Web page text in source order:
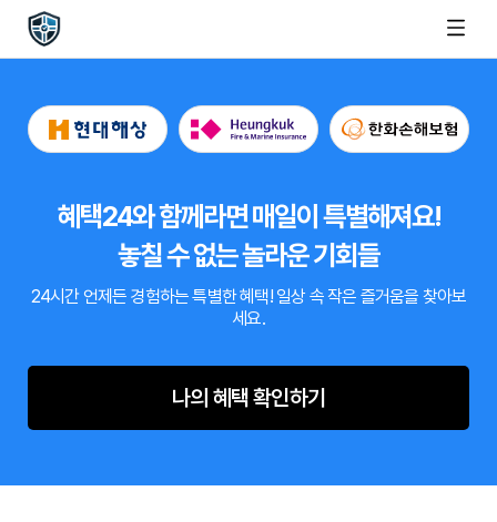
혜택24와 함께라면 매일이 특별해져요!
놓칠 수 없는 놀라운 기회들
24시간 언제든 경험하는 특별한 혜택!일상 속 작은 즐거움을 찾아보
세요.
나의 혜택 확인하기